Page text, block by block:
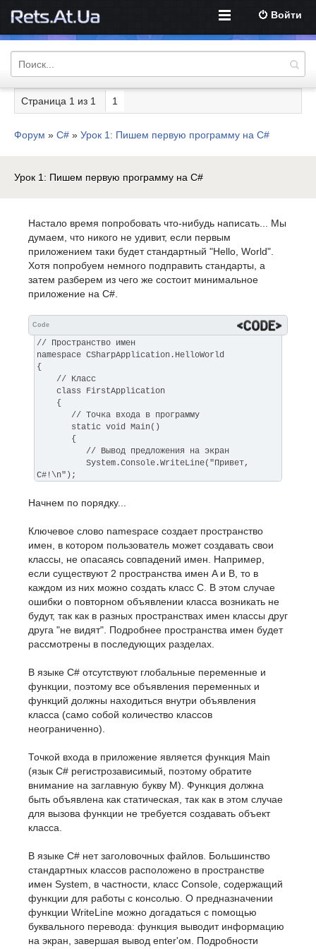
Войти
Страница 1 из 1 1
Форум » C# » Урок 1: Пишем первую программу на C#
Урок 1: Пишем первую программу на C#
Настало время попробовать что-нибудь написать... Мы
думаем, что никого не удивит, если первым
приложением таки будет стандартный "Hello, World".
Хотя попробуем немного подправить стандарты, а
затем разберем из чего же состоит минимальное
приложение на C#.
Code
// Пространство имен
namespace CSharpApplication.HelloWorld
{
// Класс
class FirstApplication
{
// Точка входа в программу
static void Main()
{
// Вывод предложения на экран
System.Console.WriteLine("Привет,
C#!\n");
}
Начнем по порядку...
Ключевое слово namespace создает пространство
имен, в котором пользователь может создавать свои
классы, не опасаясь совпадений имен. Например,
если существуют 2 пространства имен A и B, то в
каждом из них можно создать класс C. В этом случае
ошибки о повторном объявлении класса возникать не
будут, так как в разных пространствах имен классы друг
друга "не видят". Подробнее пространства имен будет
рассмотрены в последующих разделах.
В языке C# отсутствуют глобальные переменные и
функции, поэтому все объявления переменных и
функций должны находиться внутри объявления
класса (само собой количество классов
неограниченно).
Точкой входа в приложение является функция Main
(язык C# регистрозависимый, поэтому обратите
внимание на заглавную букву M). Функция должна
быть объявлена как статическая, так как в этом случае
для вызова функции не требуется создавать объект
класса.
В языке C# нет заголовочных файлов. Большинство
стандартных классов расположено в пространстве
имен System, в частности, класс Console, содержащий
функции для работы с консолью. О предназначении
функции WriteLine можно догадаться с помощью
буквального перевода: функция выводит информацию
на экран, завершая вывод enter'ом. Подробности